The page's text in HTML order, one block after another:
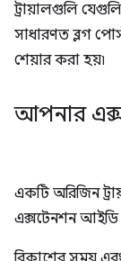
ট্রায়ালগুলি
সাধারণত ব্লগ
শেয়ার করা হয়৷
আপনার
একটি অরিজিন
এক্সটেনশন আইডি